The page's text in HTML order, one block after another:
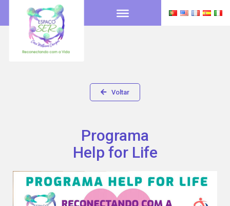
Voltar
Programa
Help for Life